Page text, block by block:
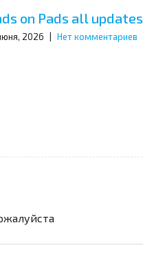
on Pads all updates
2026 Нет комментариев